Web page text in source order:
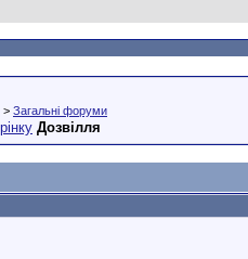
> Загальні форуми
Дозвілля